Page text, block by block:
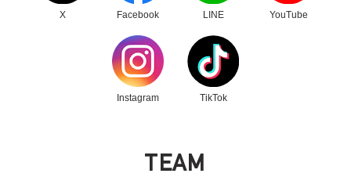
X Facebook LINE YouTube
Instagram
別ウィンドウリンク
TikTok
別ウィンドウリンク
TEAM